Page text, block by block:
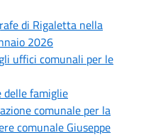
di Rigaletta nella
2026
uffici comunali per le
delle famiglie
comunale per la
comunale Giuseppe